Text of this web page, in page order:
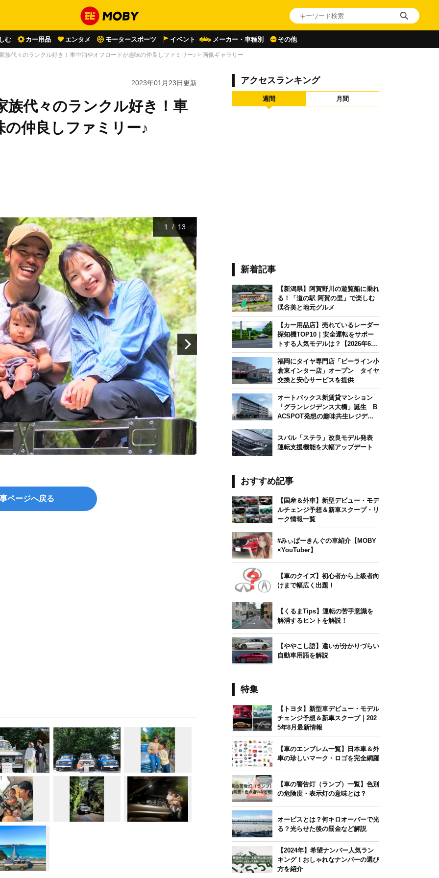
む カー用品 エンタメ モータースポーツ イベント メーカー・車種別 その他
族代々のランクル好き！車中泊やオフロードが趣味の仲良しファミリー♪ > 画像ギャラリー
2023年01月23日更新
代々のランクル好き！車
仲良しファミリー♪
1 / 13
ページへ戻る
アクセスランキング
週間 月間
新着記事
【新潟県】阿賀野川の遊覧船に乗れ
る！「道の駅 阿賀の里」で楽しむ
渓谷美と地元グルメ
【カー用品店】売れているレーダー
探知機TOP10｜安全運転をサポー
トする人気モデルは？【2026年6月
版】
福岡にタイヤ専門店「ビーライン小
倉東インター店」オープン タイヤ
交換と安心サービスを提供
オートバックス新賃貸マンション
「グランレジデンス大橋」誕生 B
ACSPOT発想の趣味共生レジデン
ス
スバル「ステラ」改良モデル発表
運転支援機能を大幅アップデート
おすすめ記事
【国産＆外車】新型デビュー・モデ
ルチェンジ予想＆新車スクープ・リ
ーク情報一覧
#みぃぱーきんぐの車紹介【MOBY
×YouTuber】
【車のクイズ】初心者から上級者向
けまで幅広く出題！
【くるまTips】運転の苦手意識を
解消するヒントを解説！
【ややこし語】違いが分かりづらい
自動車用語を解説
特集
【トヨタ】新型車デビュー・モデル
チェンジ予想＆新車スクープ｜202
5年8月最新情報
【車のエンブレム一覧】日本車＆外
車の珍しいマーク・ロゴを完全網羅
【車の警告灯（ランプ）一覧】色別
の危険度・表示灯の意味とは？
オービスとは？何キロオーバーで光
る？光らせた後の罰金など解説
【2024年】希望ナンバー人気ラン
キング！おしゃれなナンバーの選び
方を紹介